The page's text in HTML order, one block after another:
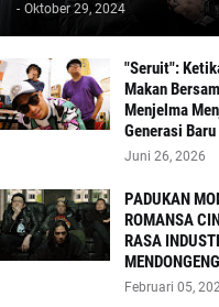
- Oktober 29, 2024
"Seruit":
Makan
Menjelma
Generasi Baru
Juni 26, 2026
PADUKAN
ROMANSA
RASA
Februari 05,